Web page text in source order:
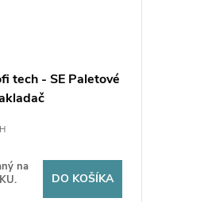
tech - SE Paletové
na
DO KOŠÍKA